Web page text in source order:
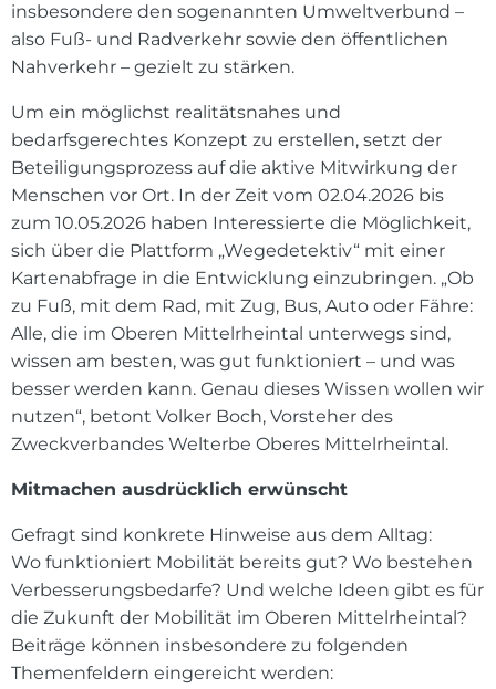
insbesondere den sogenannten Umweltverbund –
also Fuß- und Radverkehr sowie den öffentlichen
Nahverkehr – gezielt zu stärken.
Um ein möglichst realitätsnahes und
bedarfsgerechtes Konzept zu erstellen, setzt der
Beteiligungsprozess auf die aktive Mitwirkung der
Menschen vor Ort. In der Zeit vom 02.04.2026 bis
zum 10.05.2026 haben Interessierte die Möglichkeit,
sich über die Plattform „Wegedetektiv“ mit einer
Kartenabfrage in die Entwicklung einzubringen. „Ob
zu Fuß, mit dem Rad, mit Zug, Bus, Auto oder Fähre:
Alle, die im Oberen Mittelrheintal unterwegs sind,
wissen am besten, was gut funktioniert – und was
besser werden kann. Genau dieses Wissen wollen wir
nutzen“, betont Volker Boch, Vorsteher des
Zweckverbandes Welterbe Oberes Mittelrheintal.
Mitmachen ausdrücklich erwünscht
Gefragt sind konkrete Hinweise aus dem Alltag:
Wo funktioniert Mobilität bereits gut? Wo bestehen
Verbesserungsbedarfe? Und welche Ideen gibt es für
die Zukunft der Mobilität im Oberen Mittelrheintal?
Beiträge können insbesondere zu folgenden
Themenfeldern eingereicht werden: